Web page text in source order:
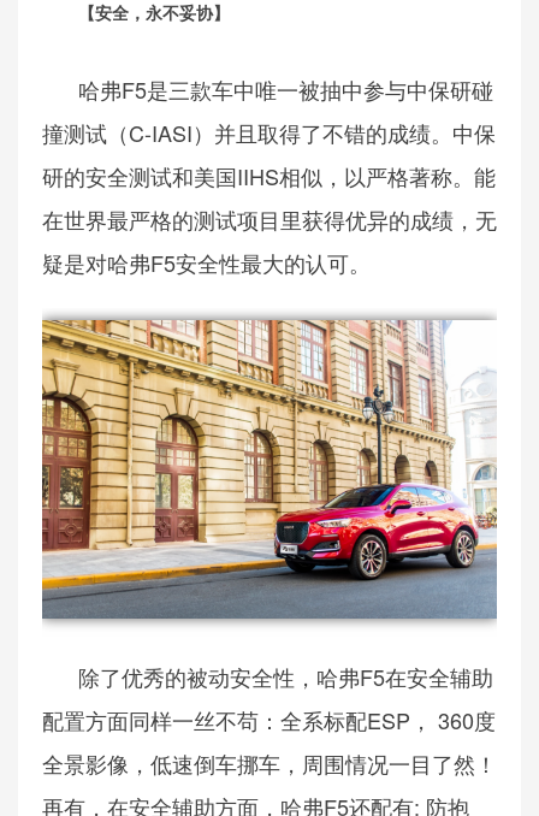
【安全，永不妥协】
哈弗F5是三款车中唯一被抽中参与中保研碰
撞测试（C-IASI）并且取得了不错的成绩。中保
研的安全测试和美国IIHS相似，以严格著称。能
在世界最严格的测试项目里获得优异的成绩，无
疑是对哈弗F5安全性最大的认可。
除了优秀的被动安全性，哈弗F5在安全辅助
配置方面同样一丝不苟：全系标配ESP， 360度
全景影像，低速倒车挪车，周围情况一目了然！
再有，在安全辅助方面，哈弗F5还配有: 防抱